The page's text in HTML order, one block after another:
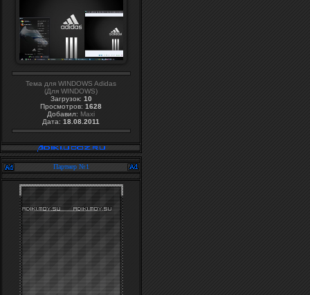
Тема для WINDOWS Adidas
(Для WINDOWS)
Загрузок: 10
Просмотров: 1628
Добавил: Maxi
Дата: 18.08.2011
Партнер №1